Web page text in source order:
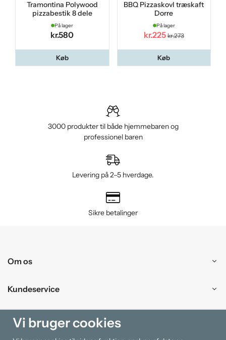
Tramontina Polywood
pizzabestik 8 dele
På lager
kr.580
Køb
BBQ Pizzaskovl træskaft
Dorre
På lager
kr.225 kr.273
Køb
3000 produkter til både hjemmebaren og
professionel baren
Levering på 2–5 hverdage.
Sikre betalinger
Om os
Kundeservice
Handle ind
Vi bruger cookies